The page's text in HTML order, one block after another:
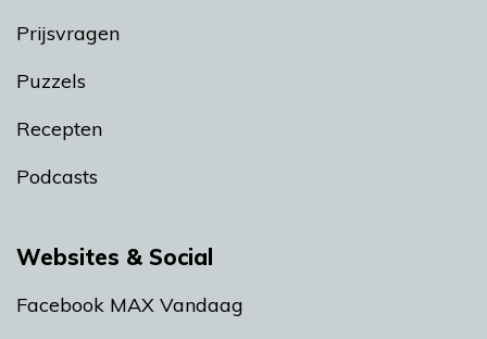
Prijsvragen
Puzzels
Recepten
Podcasts
Websites & Social
Facebook MAX Vandaag